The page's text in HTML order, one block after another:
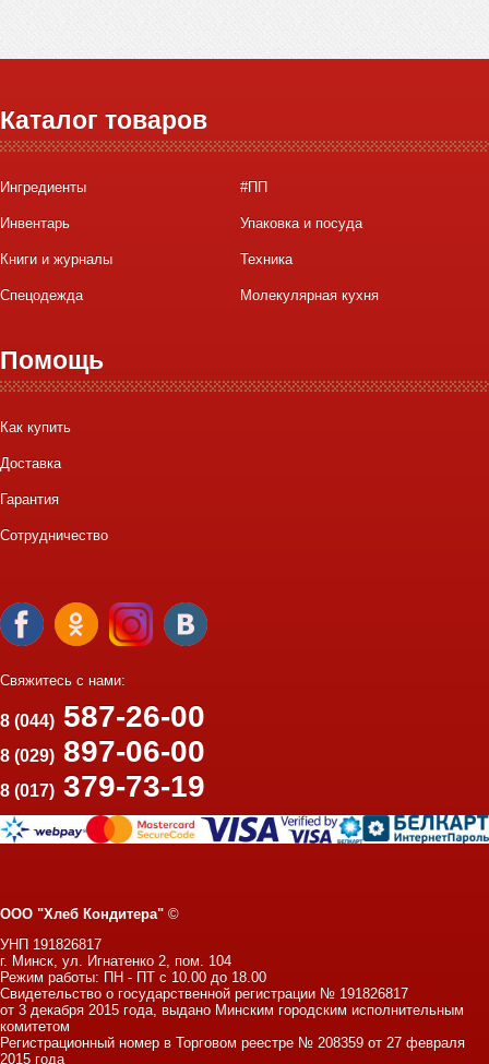
Каталог товаров
Ингредиенты #ПП
Инвентарь Упаковка и посуда
Книги и журналы Техника
Спецодежда Молекулярная кухня
Помощь
Как купить
Доставка
Гарантия
Сотрудничество
Свяжитесь с нами:
8 (044) 587-26-00
8 (029) 897-06-00
8 (017) 379-73-19
ООО "Хлеб Кондитера" ©
УНП 191826817
г. Минск, ул. Игнатенко 2, пом. 104
Режим работы: ПН - ПТ с 10.00 до 18.00
Свидетельство о государственной регистрации № 191826817
от 3 декабря 2015 года, выдано Минским городским исполнительным
комитетом
Регистрационный номер в Торговом реестре № 208359 от 27 февраля
2015 года